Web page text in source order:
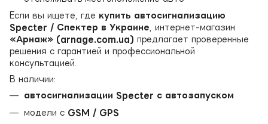
Если вы ищете, где купить автосигнализацию
Specter / Спектер в Украине , интернет-магазин
«Арнаж» (arnage.com.ua) предлагает проверенные
решения с гарантией и профессиональной
консультацией.
В наличии:
автосигнализации Specter с автозапуском
модели с GSM / GPS